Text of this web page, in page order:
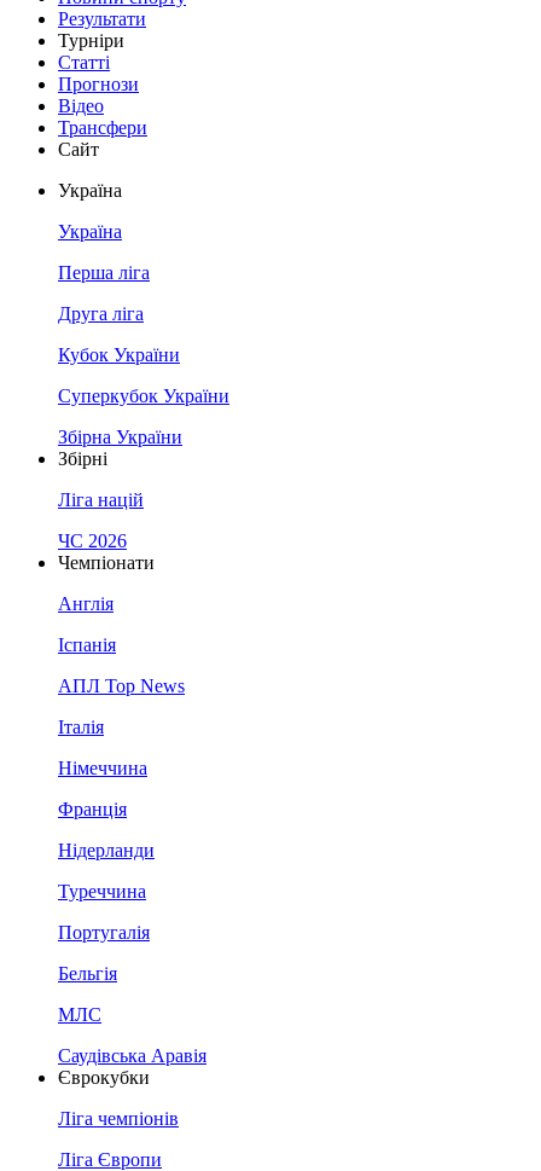
Результати
Турніри
Статті
Прогнози
Відео
Трансфери
Сайт
Україна
Україна
Перша ліга
Друга ліга
Кубок України
Суперкубок України
Збірна України
Збірні
Ліга націй
ЧС 2026
Чемпіонати
Англія
Іспанія
АПЛ Top News
Італія
Німеччина
Франція
Нідерланди
Туреччина
Португалія
Бельгія
МЛС
Саудівська Аравія
Єврокубки
Ліга чемпіонів
Ліга Європи